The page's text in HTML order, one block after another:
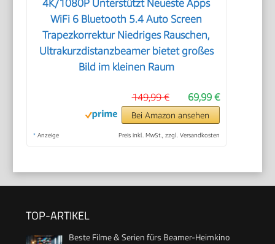
4K/1080P Unterstützt Neueste Apps
WiFi 6 Bluetooth 5.4 Auto Screen
Trapezkorrektur Niedriges Rauschen,
Ultrakurzdistanzbeamer bietet großes
Bild im kleinen Raum
69,99 €
149,99 €
Bei Amazon ansehen
* Anzeige Preis inkl. MwSt., zzgl. Versandkosten
TOP-ARTIKEL
Beste Filme & Serien fürs Beamer-Heimkino